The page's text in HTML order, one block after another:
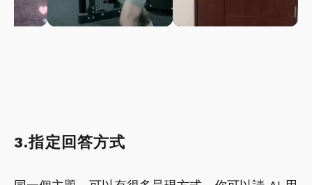
3.指定回答方式